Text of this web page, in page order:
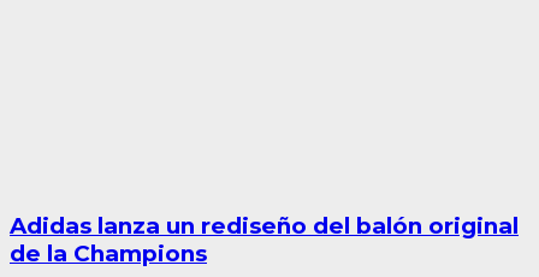
Adidas lanza un rediseño del balón original
de la Champions